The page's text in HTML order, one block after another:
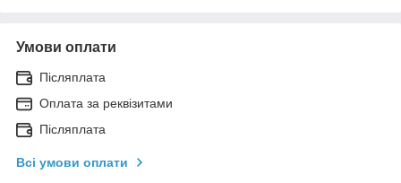
Умови оплати
Післяплата
Оплата за реквізитами
Післяплата
Всі умови оплати